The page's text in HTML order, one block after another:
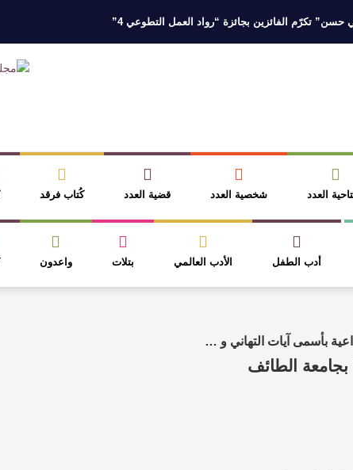
تكرّم الفائزين بجائزة “رواد العمل التطوعي 4”
مهرجان الأطاولة التراثي يجمع الشاعر
النصوص آليات البناء الاستهلالي في رواية : ( على كف رتويت ) للدكتورة
العدد شخصية العدد قضية العدد كُتاب فرقد
أدب الطفل الأدب العالمي بتلات واعدون
بأسمى آيات التهاني و …
بجامعة الطائف